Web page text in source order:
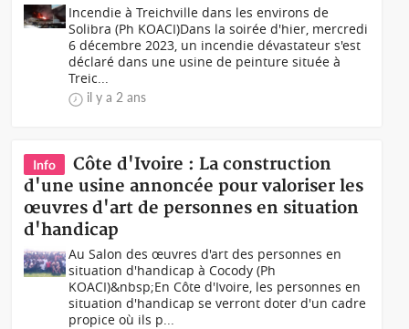
Incendie à Treichville dans les environs de
Solibra (Ph KOACI)Dans la soirée d'hier, mercredi
6 décembre 2023, un incendie dévastateur s'est
déclaré dans une usine de peinture située à
Treic...
il y a 2 ans
Info
Côte d'Ivoire : La construction
d'une usine annoncée pour valoriser les
œuvres d'art de personnes en situation
d'handicap
Au Salon des œuvres d'art des personnes en
situation d'handicap à Cocody (Ph
KOACI) &nbsp;En Côte d'Ivoire, les personnes en
situation d'handicap se verront doter d'un cadre
propice où ils p...